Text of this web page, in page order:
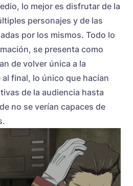
lo mejor es disfrutar de la
personajes y de las
por los mismos. Todo lo
se presenta como
de volver única a la
final, lo único que hacían
de la audiencia hasta
no se verían capaces de